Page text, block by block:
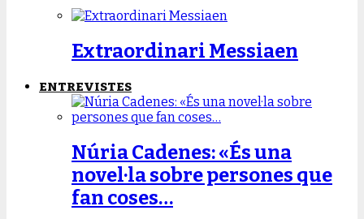
Extraordinari Messiaen
ENTREVISTES
Núria Cadenes: «És una
novel·la sobre persones que
fan coses…